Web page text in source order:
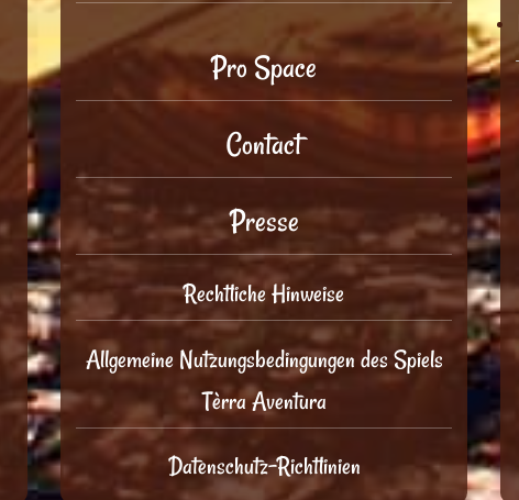
Pro Space
Contact
Presse
Rechtliche Hinweise
Allgemeine Nutzungsbedingungen des Spiels
Tèrra Aventura
Datenschutz-Richtlinien